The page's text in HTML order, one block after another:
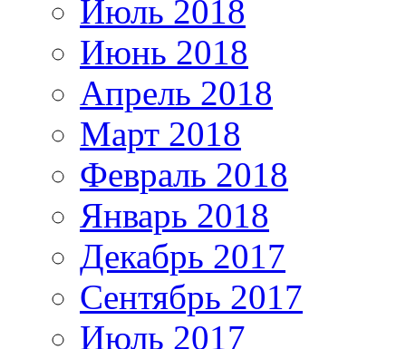
Июль 2018
Июнь 2018
Апрель 2018
Март 2018
Февраль 2018
Январь 2018
Декабрь 2017
Сентябрь 2017
Июль 2017